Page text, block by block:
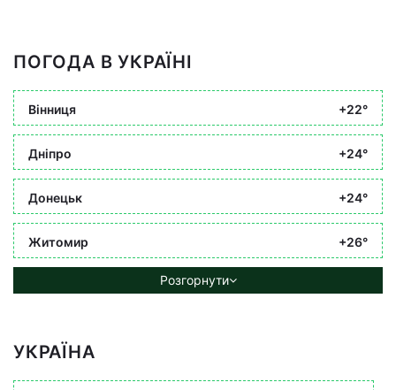
ПОГОДА В УКРАЇНІ
Вінниця +22°
Дніпро +24°
Донецьк +24°
Житомир +26°
Розгорнути
УКРАЇНА